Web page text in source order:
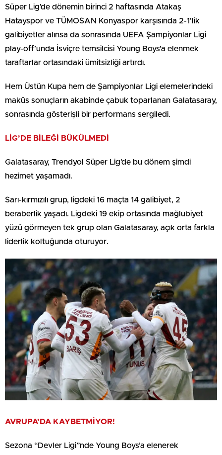
Süper Lig’de dönemin birinci 2 haftasında Atakaş
Hatayspor ve TÜMOSAN Konyaspor karşısında 2-1’lik
galibiyetler alınsa da sonrasında UEFA Şampiyonlar Ligi
play-off’unda İsviçre temsilcisi Young Boys’a elenmek
taraftarlar ortasındaki ümitsizliği artırdı.
Hem Üstün Kupa hem de Şampiyonlar Ligi elemelerindeki
makûs sonuçların akabinde çabuk toparlanan Galatasaray,
sonrasında gösterişli bir performans sergiledi.
LİG’DE BİLEĞİ BÜKÜLMEDİ
Galatasaray, Trendyol Süper Lig’de bu dönem şimdi
hezimet yaşamadı.
Sarı-kırmızılı grup, ligdeki 16 maçta 14 galibiyet, 2
beraberlik yaşadı. Ligdeki 19 ekip ortasında mağlubiyet
yüzü görmeyen tek grup olan Galatasaray, açık orta farkla
liderlik koltuğunda oturuyor.
AVRUPA’DA KAYBETMİYOR!
Sezona “Devler Ligi”nde Young Boys’a elenerek